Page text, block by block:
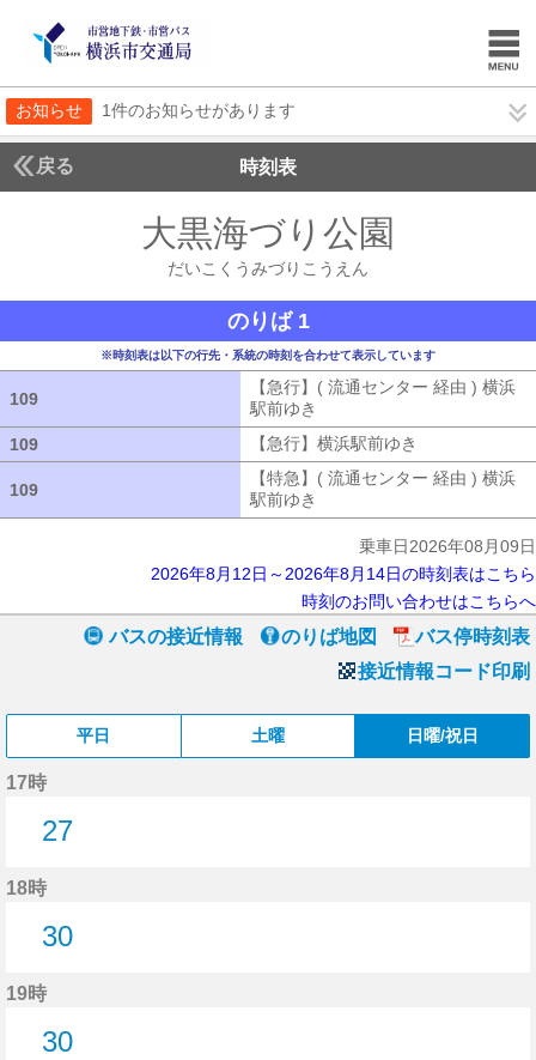
お知らせ 1件のお知らせがあります
戻る 時刻表
大黒海づり公園
だいこくうみづりこうえん
のりば 1
※時刻表は以下の行先・系統の時刻を合わせて表示しています
109
【急行】( 流通センター 経由 ) 横浜
駅前ゆき
109
【急行】横浜駅前ゆき
109
【特急】( 流通センター 経由 ) 横浜
駅前ゆき
乗車日2026年08月09日
2026年8月12日～2026年8月14日の時刻表はこちら
時刻のお問い合わせはこちらへ
バスの接近情報 のりば地図
バス停時刻表
接近情報コード印刷
平日 土曜 日曜/祝日
17時
27
18時
30
19時
30